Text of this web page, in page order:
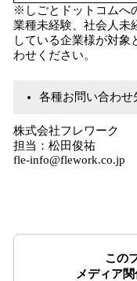
※しごとドットコムへ
業種未経験、社会人未
している企業様が対象
わせください。
各種お問い合わせ
株式会社フレワーク
担当：松田俊祐
fle-info@flework.co.jp
この
メディア